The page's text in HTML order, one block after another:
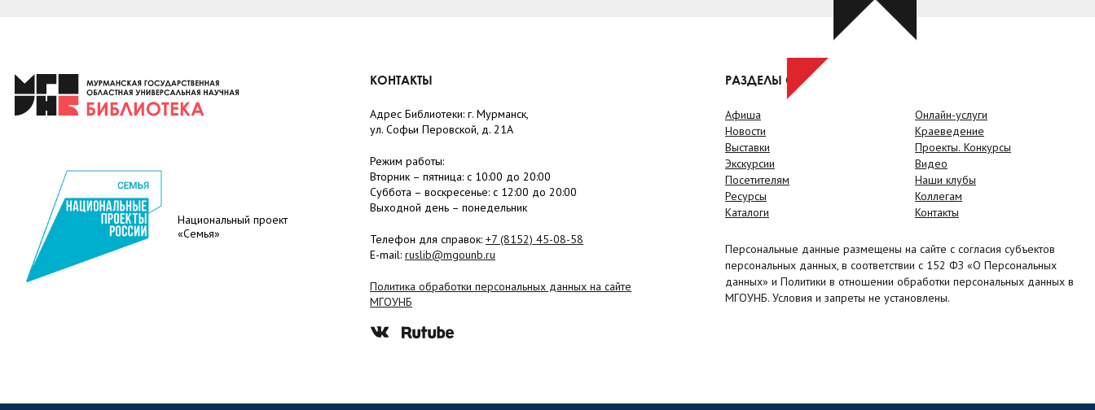
Национальный проект
«Семья»
КОНТАКТЫ
Адрес Библиотеки: г. Мурманск,
ул. Софьи Перовской, д. 21А
Режим работы:
Вторник – пятница: с 10:00 до 20:00
Суббота – воскресенье: c 12:00 до 20:00
Выходной день – понедельник
Телефон для справок: +7 (8152) 45-08-58
E-mail: ruslib@mgounb.ru
Политика обработки персональных данных на сайте
МГОУНБ
РАЗДЕЛЫ САЙТА
Афиша
Новости
Выставки
Экскурсии
Посетителям
Ресурсы
Каталоги
Онлайн-услуги
Краеведение
Проекты. Конкурсы
Видео
Наши клубы
Коллегам
Контакты
Персональные данные размещены на сайте с согласия субъектов
персональных данных, в соответствии с 152 ФЗ «О Персональных
данных» и Политики в отношении обработки персональных данных в
МГОУНБ. Условия и запреты не установлены.